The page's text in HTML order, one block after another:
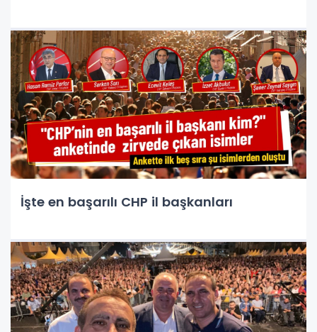
İşte en başarılı CHP il başkanları